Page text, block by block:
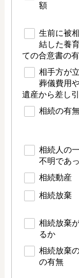
額
生前に被
結した養
ての合意書の
相手方が
葬儀費用
遺産から差し
相続の有
相続人の
不明であ
相続動産
相続放棄
相続放棄
るか
相続放棄
の有無